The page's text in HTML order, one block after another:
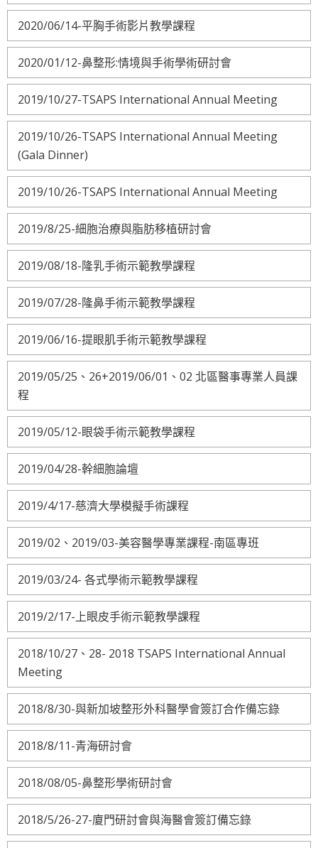
2020/06/14-平胸手術影片教學課程
2020/01/12-鼻整形:情境與手術學術研討會
2019/10/27-TSAPS International Annual Meeting
2019/10/26-TSAPS International Annual Meeting
(Gala Dinner)
2019/10/26-TSAPS International Annual Meeting
2019/8/25-細胞治療與脂肪移植研討會
2019/08/18-隆乳手術示範教學課程
2019/07/28-隆鼻手術示範教學課程
2019/06/16-提眼肌手術示範教學課程
2019/05/25、26+2019/06/01、02 北區醫事專業人員課
程
2019/05/12-眼袋手術示範教學課程
2019/04/28-幹細胞論壇
2019/4/17-慈濟大學模擬手術課程
2019/02、2019/03-美容醫學專業課程-南區專班
2019/03/24- 各式學術示範教學課程
2019/2/17-上眼皮手術示範教學課程
2018/10/27、28- 2018 TSAPS International Annual
Meeting
2018/8/30-與新加坡整形外科醫學會簽訂合作備忘錄
2018/8/11-青海研討會
2018/08/05-鼻整形學術研討會
2018/5/26-27-廈門研討會與海醫會簽訂備忘錄